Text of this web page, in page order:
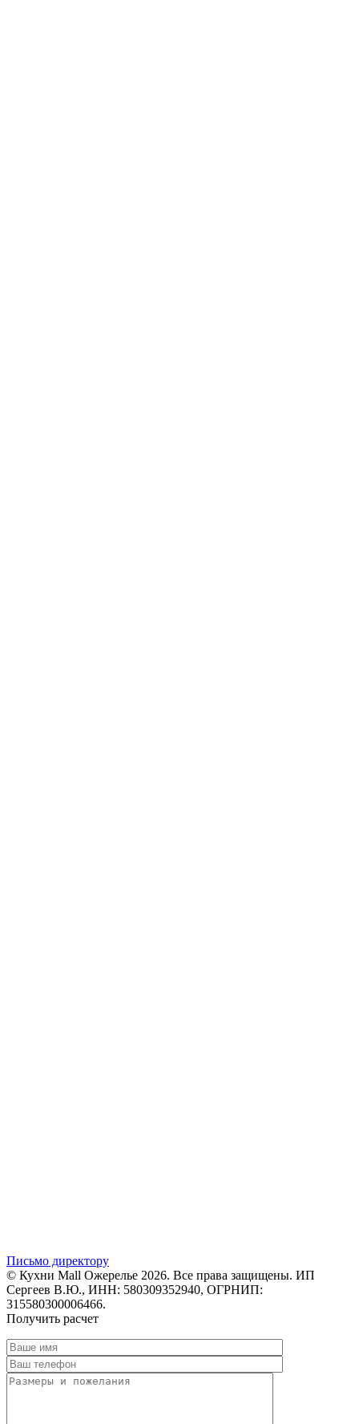
Письмо директору
© Кухни Mall Ожерелье 2026. Все права защищены. ИП
Сергеев В.Ю., ИНН: 580309352940, ОГРНИП:
315580300006466.
Получить расчет